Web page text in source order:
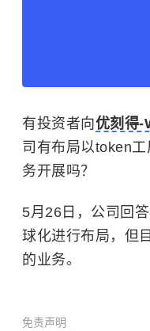
有投资者向优刻得-
司有布局以token
务开展吗？
5月26日，公司回
球化进行布局，但
的业务。
免责声明